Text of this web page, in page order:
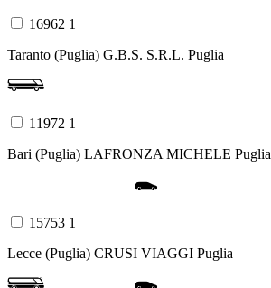
16962 1
Taranto (Puglia) G.B.S. S.R.L. Puglia
11972 1
Bari (Puglia) LAFRONZA MICHELE Puglia
15753 1
Lecce (Puglia) CRUSI VIAGGI Puglia